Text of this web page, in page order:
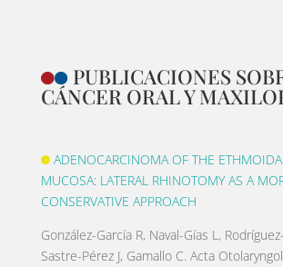
PUBLICACIONES
CÁNCER ORAL Y
ADENOCARCINOMA OF THE
MUCOSA: LATERAL RHINOTOMY AS A
CONSERVATIVE APPROACH
González-García R, Naval-Gías L,
Sastre-Pérez J, Gamallo C. Acta